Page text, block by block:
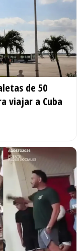
de 50
viajar a Cuba